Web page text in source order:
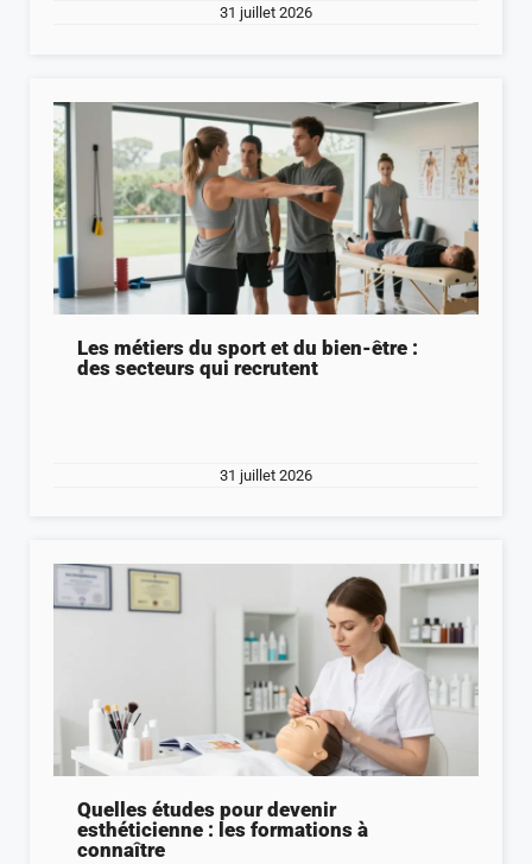
31 juillet 2026
Les métiers du sport et du bien-être :
des secteurs qui recrutent
31 juillet 2026
Quelles études pour devenir
esthéticienne : les formations à
connaître